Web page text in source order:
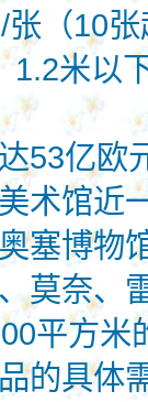
（10张
米以下
亿欧
术馆近
塞博物
奈、雷
平方米
的具体